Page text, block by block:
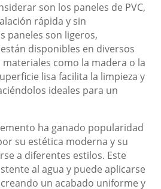
son los paneles de PVC,
rápida y sin
paneles son ligeros,
disponibles en diversos
como la madera o la
lisa facilita la limpieza y
ideales para un
ha ganado popularidad
su estética moderna y su
a diferentes estilos. Este
al agua y puede aplicarse
un acabado uniforme y